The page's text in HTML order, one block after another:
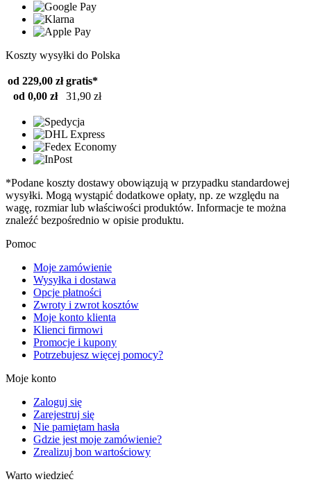
Koszty wysyłki do Polska
od 229,00 zł gratis*
od 0,00 zł
31,90 zł
*Podane koszty dostawy obowiązują w przypadku standardowej
wysyłki. Mogą wystąpić dodatkowe opłaty, np. ze względu na
wagę, rozmiar lub właściwości produktów. Informacje te można
znaleźć bezpośrednio w opisie produktu.
Pomoc
Moje zamówienie
Wysyłka i dostawa
Opcje płatności
Zwroty i zwrot kosztów
Moje konto klienta
Klienci firmowi
Promocje i kupony
Potrzebujesz więcej pomocy?
Moje konto
Zaloguj się
Zarejestruj się
Nie pamiętam hasła
Gdzie jest moje zamówienie?
Zrealizuj bon wartościowy
Warto wiedzieć